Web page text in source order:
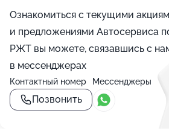
Ознакомиться с текущими
и предложениями Автосервиса
РЖТ вы можете, связавшись с
в мессенджерах
Контактный номер
Позвонить
Мессенджеры